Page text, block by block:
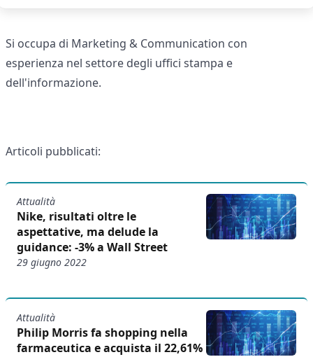
Si occupa di Marketing & Communication con
esperienza nel settore degli uffici stampa e
dell'informazione.
Articoli pubblicati:
Attualità
Nike, risultati oltre le
aspettative, ma delude la
guidance: -3% a Wall Street
29 giugno 2022
Attualità
Philip Morris fa shopping nella
farmaceutica e acquista il 22,61%